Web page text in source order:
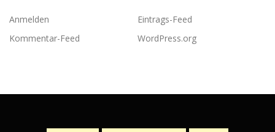
Anmelden
Eintrags-Feed
Kommentar-Feed
WordPress.org